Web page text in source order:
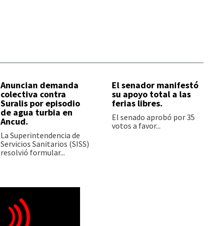
Anuncian demanda
colectiva contra
Suralis por episodio
de agua turbia en
Ancud.
La Superintendencia de
Servicios Sanitarios (SISS)
resolvió formular...
El senador manifestó
su apoyo total a las
ferias libres.
El senado aprobó por 35
votos a favor...